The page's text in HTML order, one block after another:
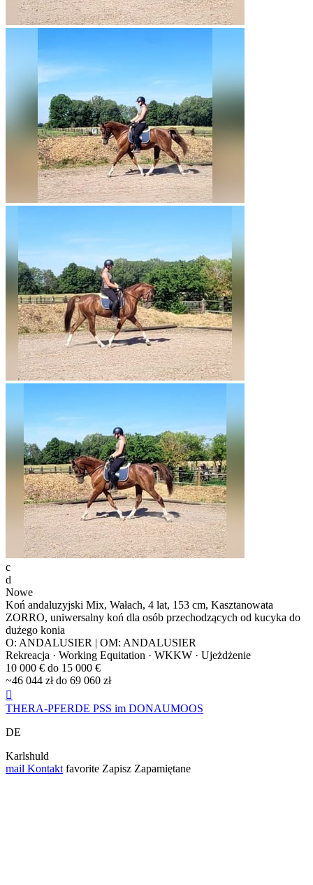
c
d
Nowe
Koń andaluzyjski Mix, Wałach, 4 lat, 153 cm, Kasztanowata
ZORRO, uniwersalny koń dla osób przechodzących od kucyka do
dużego konia
O: ANDALUSIER | OM: ANDALUSIER
Rekreacja · Working Equitation · WKKW · Ujeżdżenie
10 000 € do 15 000 €
~46 044 zł do 69 060 zł

THERA-PFERDE PSS im DONAUMOOS
DE
Karlshuld
mail Kontakt favorite Zapisz Zapamiętane